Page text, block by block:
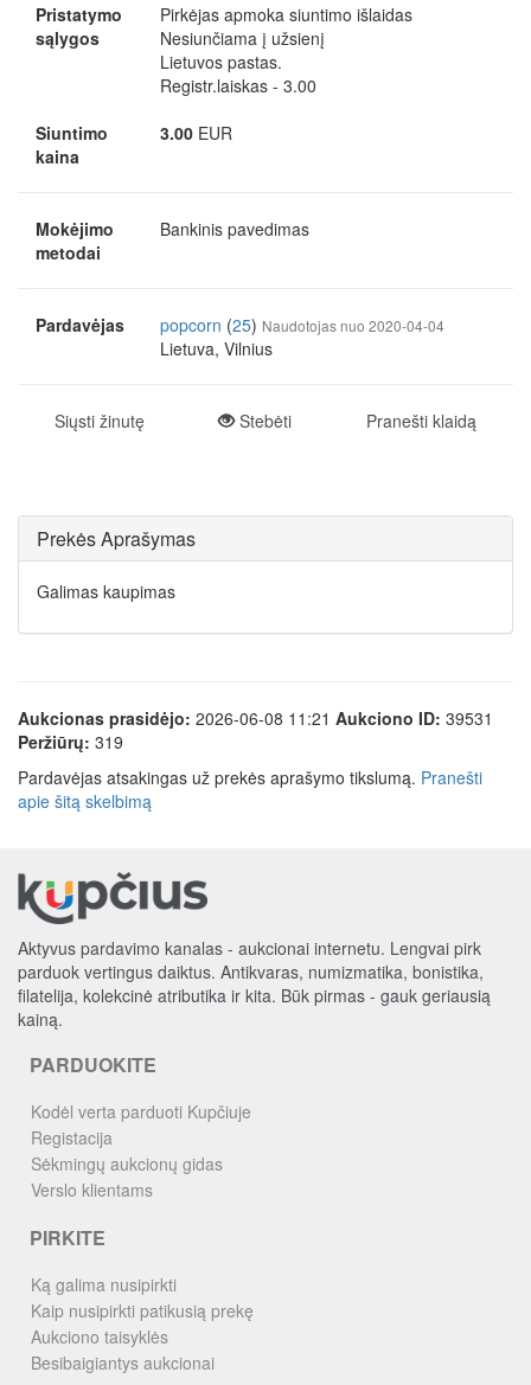
Pristatymo
sąlygos
Pirkėjas apmoka siuntimo išlaidas
Nesiunčiama į užsienį
Lietuvos pastas.
Registr.laiskas - 3.00
Siuntimo
kaina
3.00EUR
Mokėjimo
metodai
Bankinis pavedimas
Pardavėjas popcorn (25) Naudotojas nuo 2020-04-04
Lietuva, Vilnius
Siųsti žinutę Stebėti Pranešti klaidą
Prekės Aprašymas
Galimas kaupimas
Aukcionas prasidėjo: 2026-06-08 11:21 Aukciono ID: 39531
Peržiūrų: 319
Pardavėjas atsakingas už prekės aprašymo tikslumą. Pranešti
apie šitą skelbimą
Aktyvus pardavimo kanalas - aukcionai internetu. Lengvai pirk
parduok vertingus daiktus. Antikvaras, numizmatika, bonistika,
filatelija, kolekcinė atributika ir kita. Būk pirmas - gauk geriausią
kainą.
PARDUOKITE
Kodėl verta parduoti Kupčiuje
Registacija
Sėkmingų aukcionų gidas
Verslo klientams
PIRKITE
Ką galima nusipirkti
Kaip nusipirkti patikusią prekę
Aukciono taisyklės
Besibaigiantys aukcionai